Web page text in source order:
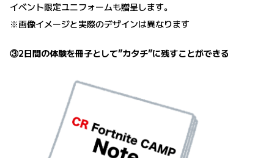
イベント限定ユニフォームも贈呈します。
※画像イメージと実際のデザインは異なります
③2日間の体験を冊子として”カタチ”に残すことができる